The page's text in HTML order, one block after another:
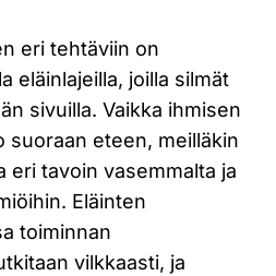
eri tehtäviin on
eläinlajeilla, joilla silmät
sivuilla. Vaikka ihmisen
suoraan eteen, meilläkin
eri tavoin vasemmalta ja
Eläinten
toiminnan
vilkkaasti, ja